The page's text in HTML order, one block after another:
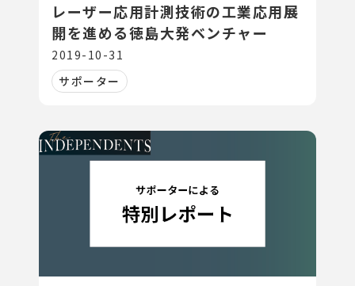
レーザー応用計測技術の工業応用展
開を進める徳島大発ベンチャー
2019-10-31
サポーター